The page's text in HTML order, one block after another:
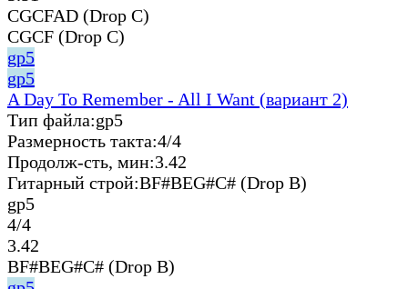
CGCFAD (Drop C)
CGCF (Drop C)
gp5
gp5
A Day To Remember - All I Want (вариант 2)
Тип файла:gp5
Размерность такта:4/4
Продолж-сть, мин:3.42
Гитарный строй:BF#BEG#C# (Drop B)
gp5
4/4
3.42
BF#BEG#C# (Drop B)